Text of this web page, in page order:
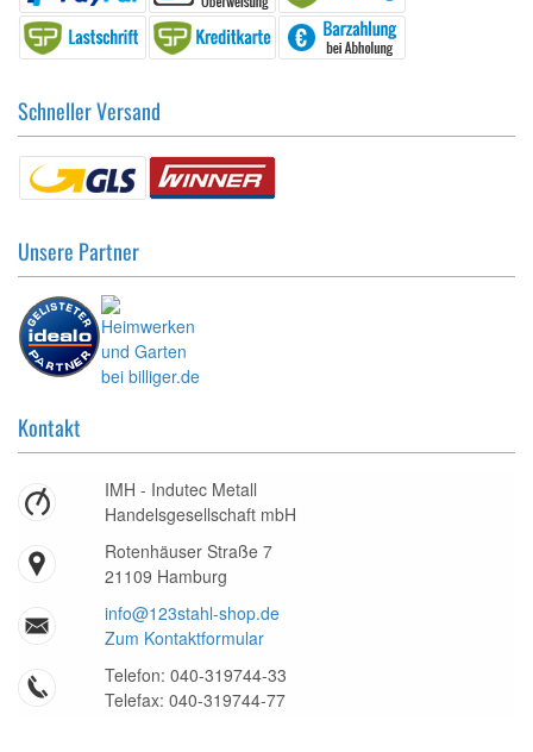
Schneller Versand
Unsere Partner
Kontakt
IMH - Indutec Metall
Handelsgesellschaft mbH
Rotenhäuser Straße 7
21109 Hamburg
info@123stahl-shop.de
Zum Kontaktformular
Telefon: 040-319744-33
Telefax: 040-319744-77